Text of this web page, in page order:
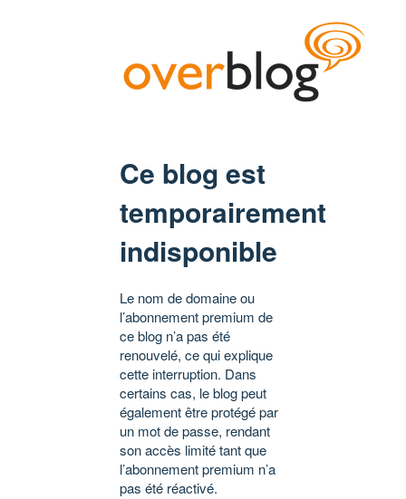
Ce blog est
temporairement
indisponible
Le nom de domaine ou
l’abonnement premium de
ce blog n’a pas été
renouvelé, ce qui explique
cette interruption. Dans
certains cas, le blog peut
également être protégé par
un mot de passe, rendant
son accès limité tant que
l’abonnement premium n’a
pas été réactivé.